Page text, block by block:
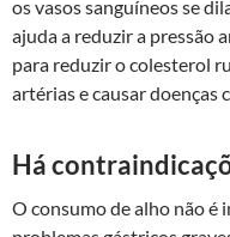
os vasos sanguíneos se
ajuda a reduzir a pressão
para reduzir o colesterol
artérias e causar doenças
Há
O consumo de alho não é